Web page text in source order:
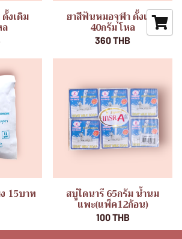
งเดิม ยาสีฟันหมอจุฬา ดั้งเดิม
40กรัม โหล
360 THB
15บาท สบู่ไดนารี 65กรัม น้ำนม
แพะ(แพ็ค12ก้อน)
100 THB